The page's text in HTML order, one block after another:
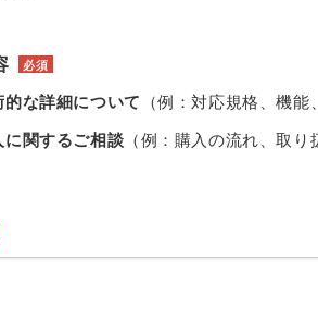
必須
な詳細について （例：対応規格、機能
に関するご相談 （例：購入の流れ、取